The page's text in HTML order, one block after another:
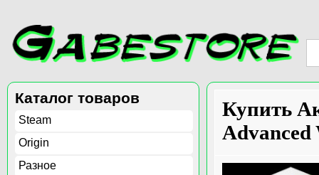
Каталог товаров
Steam
Origin
Разное
Купить
Advanced